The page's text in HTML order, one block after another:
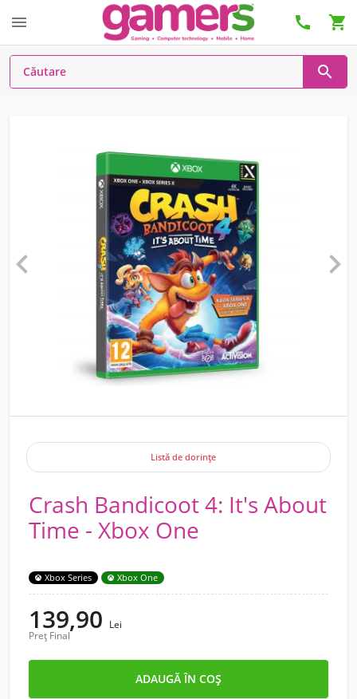
  

 
Listă de dorințe
Crash Bandicoot 4: It's About
Time - Xbox One
Xbox Series Xbox One
139,90 Lei
Preț Final